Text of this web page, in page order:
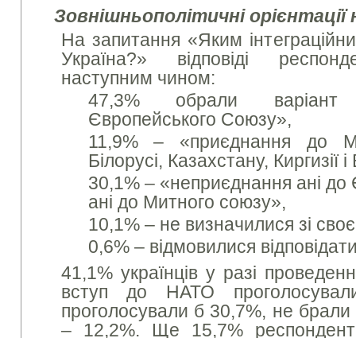
Зовнішньополітичні орієнтації
На запитання «Яким
Україна?» відповіді
наступним чином:
47,3% обрали
Європейського Союзу»,
11,9% – «приєднання до
Білорусі, Казахстану, Киргизії і
30,1% – «неприєднання анi до
анi до Митного союзу»,
10,1% – не визначилися зі
0,6% – відмовилися
41,1% українців у разі
вступ до НАТО
проголосували б 30,7%, не брали
– 12,2%. Ще 15,7%